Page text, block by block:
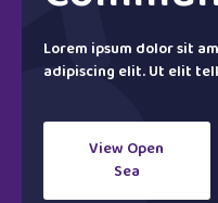
Lorem ipsum dolor sit
adipiscing elit. Ut elit
View Open
Sea